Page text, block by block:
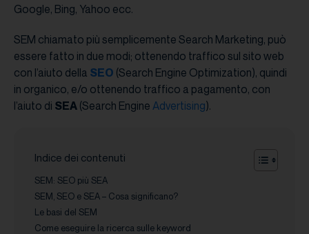
Google, Bing, Yahoo ecc.
SEM chiamato più semplicemente Search Marketing, può
essere fatto in due modi; ottenendo traffico sul sito web
con l’aiuto della SEO (Search Engine Optimization), quindi
in organico, e/o ottenendo traffico a pagamento, con
l’aiuto di SEA (Search Engine Advertising).
Indice dei contenuti
SEM: SEO più SEA
SEM, SEO e SEA – Cosa significano?
Le basi del SEM
Come eseguire la ricerca sulle keyword